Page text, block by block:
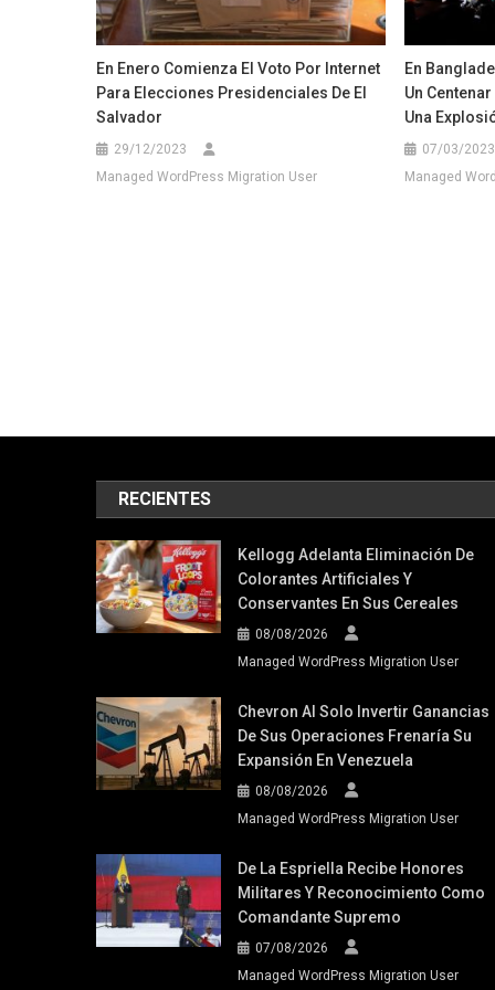
En Enero Comienza El Voto Por Internet
Para Elecciones Presidenciales De El
Salvador
29/12/2023
Managed WordPress Migration User
En
Un
Una
07/03/2023
Managed
RECIENTES
Kellogg Adelanta Eliminación De
Colorantes Artificiales Y
Conservantes En Sus Cereales
08/08/2026
Managed WordPress Migration User
Chevron Al Solo Invertir Ganancias
De Sus Operaciones Frenaría Su
Expansión En Venezuela
08/08/2026
Managed WordPress Migration User
De La Espriella Recibe Honores
Militares Y Reconocimiento Como
Comandante Supremo
07/08/2026
Managed WordPress Migration User